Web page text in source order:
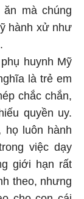
mà chúng
hành xử như
huynh Mỹ
là trẻ em
chắc chắn,
quyền uy.
họ luôn hành
việc dạy
giới hạn rất
theo, nhưng